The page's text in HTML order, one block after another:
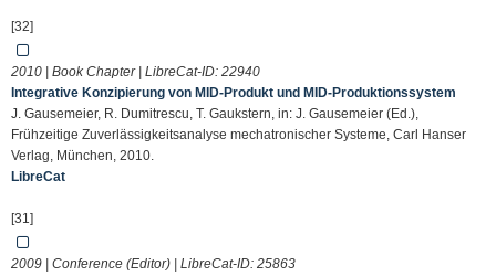
[32]
2010 | Book Chapter | LibreCat-ID: 22940
Integrative Konzipierung von MID-Produkt und MID-Produktionssystem
J. Gausemeier, R. Dumitrescu, T. Gaukstern, in: J. Gausemeier (Ed.),
Frühzeitige Zuverlässigkeitsanalyse mechatronischer Systeme, Carl Hanser
Verlag, München, 2010.
LibreCat
[31]
2009 | Conference (Editor) | LibreCat-ID: 25863